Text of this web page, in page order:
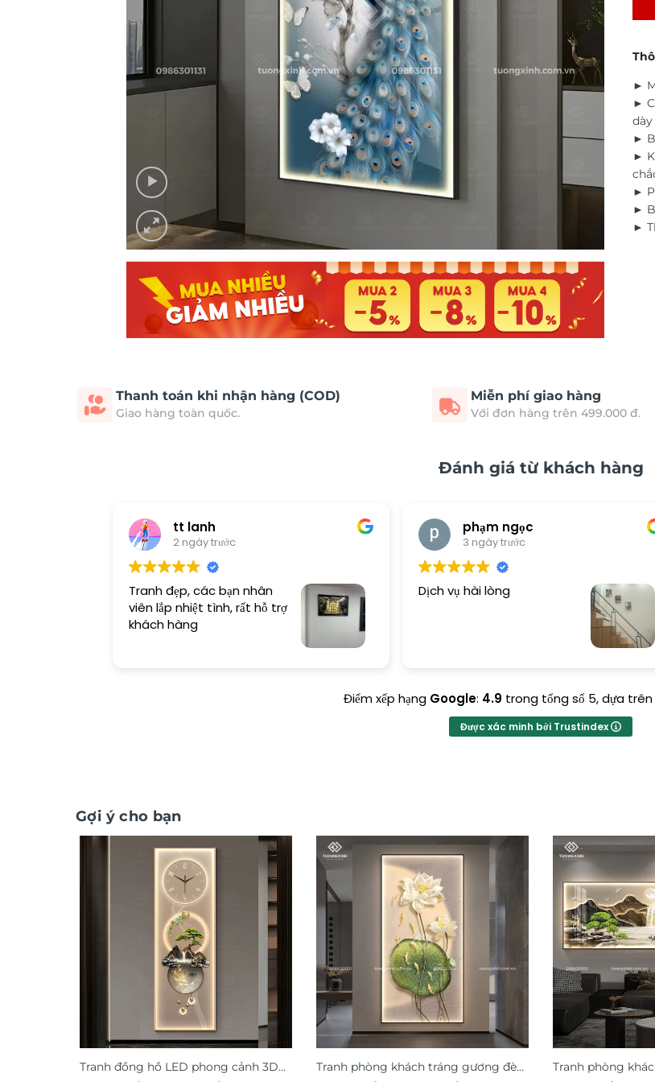
►
►
►
►
►
►
►
Thanh toán khi nhận hàng (COD)
Giao hàng toàn quốc.
Miễn phí giao hàng
Với đơn hàng trên 499.000 đ.
Đánh giá từ khách hàng
tt lanh
2 ngày trước
Tranh đẹp, các bạn nhân
viên lắp nhiệt tình, rất hỗ trợ
khách hàng
phạm ngọc
3 ngày trước
Dịch vụ hài lòng
Điểm xếp hạng Google: 4.9 trong tổng số 5,dựa trên
Được xác minh bởi Trustindex
Gợi ý cho bạn
Tranh đồng hồ LED phong cảnh 3D
Tranh phòng khách tráng gương đèn
Tranh phòng